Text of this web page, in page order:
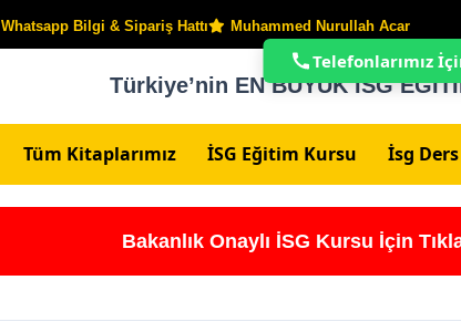
Whatsapp Bilgi & Sipariş Hattı Muhammed Nurullah Acar
Türkiye’nin EN BÜYÜK İSG
Tüm Kitaplarımız İSG Eğitim Kursu İsg
Bakanlık Onaylı İSG Kursu İçin
Telefonlarımız